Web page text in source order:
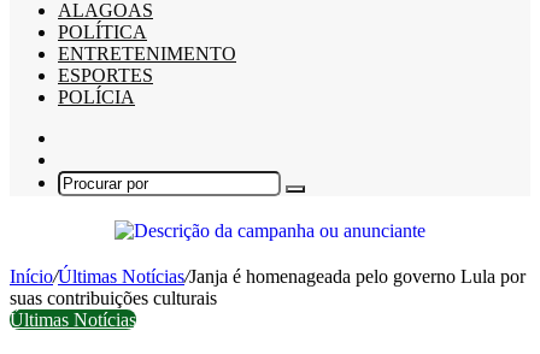
ALAGOAS
POLÍTICA
ENTRETENIMENTO
ESPORTES
POLÍCIA
skin
Procurar
Início/Últimas Notícias/Janja é homenageada pelo governo Lula por
suas contribuições culturais
Últimas Notícias